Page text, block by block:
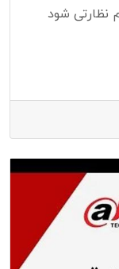
نظارتی شود